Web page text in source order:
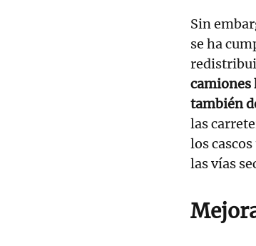
Sin
se ha
camiones
también
las
los
las vías